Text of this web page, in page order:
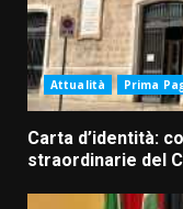
Attualità Prima
Carta d’identità:
straordinarie del